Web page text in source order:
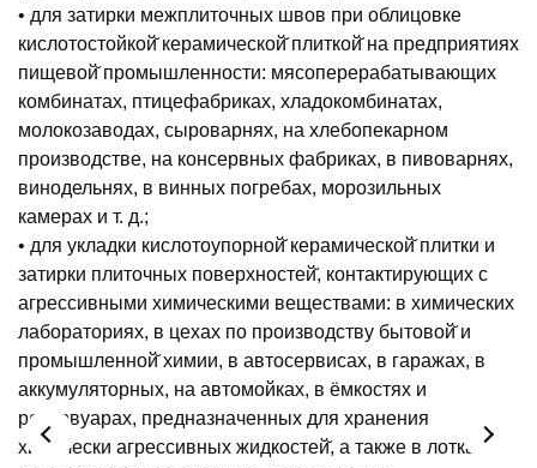
• для затирки межплиточных швов при облицовке
кислотостойкой̆ керамической̆ плиткой̆ на предприятиях
пищевой̆ промышленности: мясоперерабатывающих
комбинатах, птицефабриках, хладокомбинатах,
молокозаводах, сыроварнях, на хлебопекарном
производстве, на консервных фабриках, в пивоварнях,
винодельнях, в винных погребах, морозильных
камерах и т. д.;
• для укладки кислотоупорной̆ керамической̆ плитки и
затирки плиточных поверхностей̆, контактирующих с
агрессивными химическими веществами: в химических
лабораториях, в цехах по производству бытовой̆ и
промышленной̆ химии, в автосервисах, в гаражах, в
аккумуляторных, на автомойках, в ёмкостях и
резервуарах, предназначенных для хранения
химически агрессивных жидкостей̆, а также в лотках и